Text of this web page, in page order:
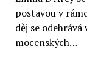
postavou v
děj se
mocenských…